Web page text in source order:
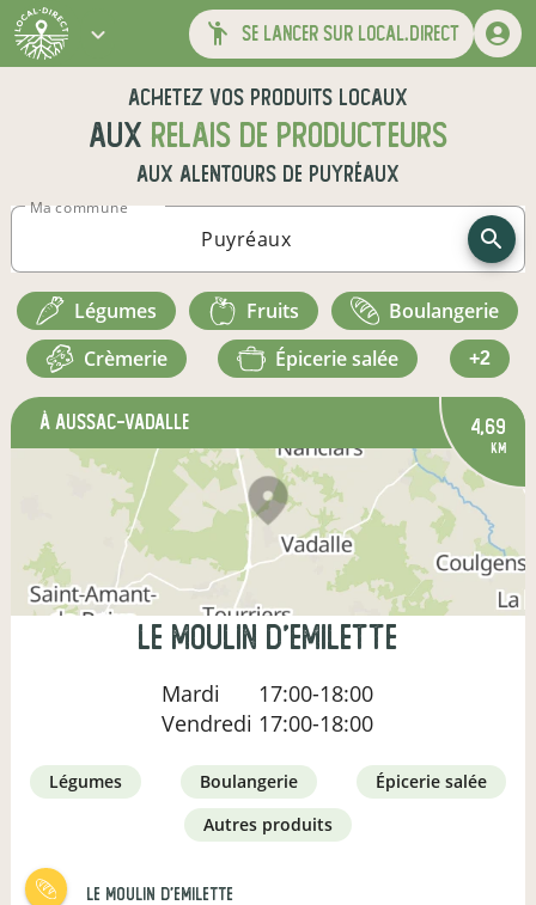
se lancer sur local.direct
Achetez vos produits locaux
aux relais de producteurs
aux alentours de Puyréaux
Ma commune
légumes fruits
boulangerie
crèmerie
épicerie salée +2
à Aussac-Vadalle 4,69
km
le moulin d'emilette
Mardi
17:00-18:00
Vendredi 17:00-18:00
légumes boulangerie
épicerie salée
autres produits
le moulin d'emilette